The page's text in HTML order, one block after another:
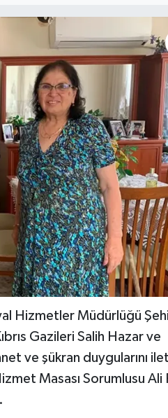
Hizmetler Müdürlüğü
Gazileri Salih Hazar ve
ve şükran duygularını
Masası Sorumlusu Ali